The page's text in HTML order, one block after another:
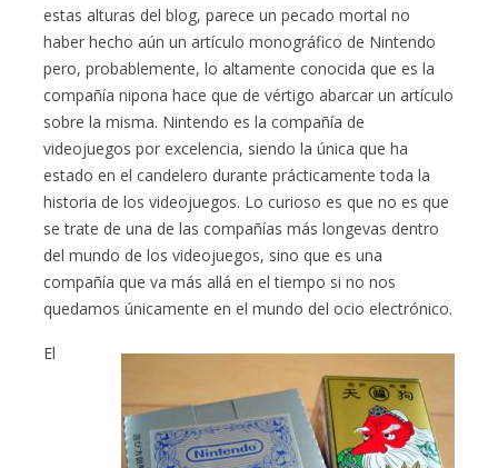
estas alturas del blog, parece un pecado mortal no
haber hecho aún un artículo monográfico de Nintendo
pero, probablemente, lo altamente conocida que es la
compañía nipona hace que de vértigo abarcar un artículo
sobre la misma. Nintendo es la compañía de
videojuegos por excelencia, siendo la única que ha
estado en el candelero durante prácticamente toda la
historia de los videojuegos. Lo curioso es que no es que
se trate de una de las compañías más longevas dentro
del mundo de los videojuegos, sino que es una
compañía que va más allá en el tiempo si no nos
quedamos únicamente en el mundo del ocio electrónico.
El